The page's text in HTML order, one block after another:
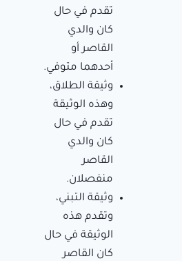
تقدم في حال
كان والدي
القاصر أو
أحدهما متوفي.
وثيقة الطلاق،
وهذه الوثيقة
تقدم في حال
كان والدي
القاصر
منفصلان.
وثيقة التبني،
وتقدم هذه
الوثيقة في حال
كان القاصر